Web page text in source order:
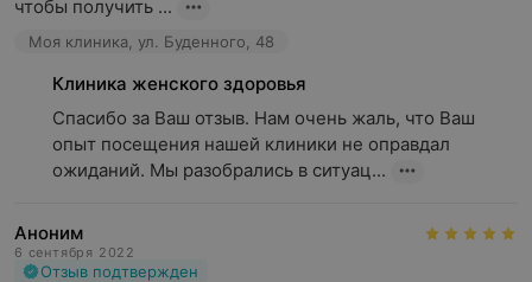
чтобы получить ...
Моя клиника, ул. Буденного, 48
Клиника женского здоровья
Спасибо за Ваш отзыв. Нам очень жаль, что Ваш
опыт посещения нашей клиники не оправдал
ожиданий. Мы разобрались в ситуац...
Аноним
6 сентября 2022
Отзыв подтвержден